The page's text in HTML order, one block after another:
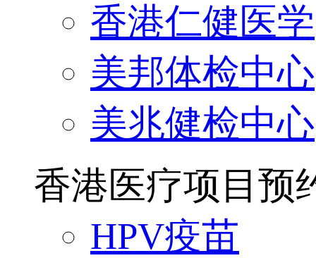
香港仁健医学
美邦体检中心
美兆健检中心
香港医疗项目预
HPV疫苗